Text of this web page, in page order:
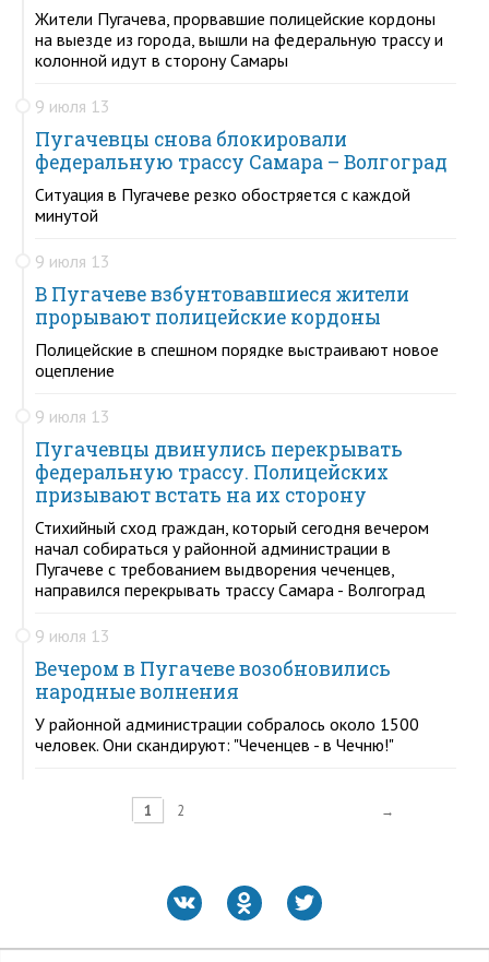
Жители Пугачева, прорвавшие полицейские кордоны
на выезде из города, вышли на федеральную трассу и
колонной идут в сторону Самары
9 июля 13
Пугачевцы снова блокировали
федеральную трассу Самара – Волгоград
Ситуация в Пугачеве резко обостряется с каждой
минутой
9 июля 13
В Пугачеве взбунтовавшиеся жители
прорывают полицейские кордоны
Полицейские в спешном порядке выстраивают новое
оцепление
9 июля 13
Пугачевцы двинулись перекрывать
федеральную трассу. Полицейских
призывают встать на их сторону
Стихийный сход граждан, который сегодня вечером
начал собираться у районной администрации в
Пугачеве с требованием выдворения чеченцев,
направился перекрывать трассу Самара - Волгоград
9 июля 13
Вечером в Пугачеве возобновились
народные волнения
У районной администрации собралось около 1500
человек. Они скандируют: "Чеченцев - в Чечню!"
1 2 →